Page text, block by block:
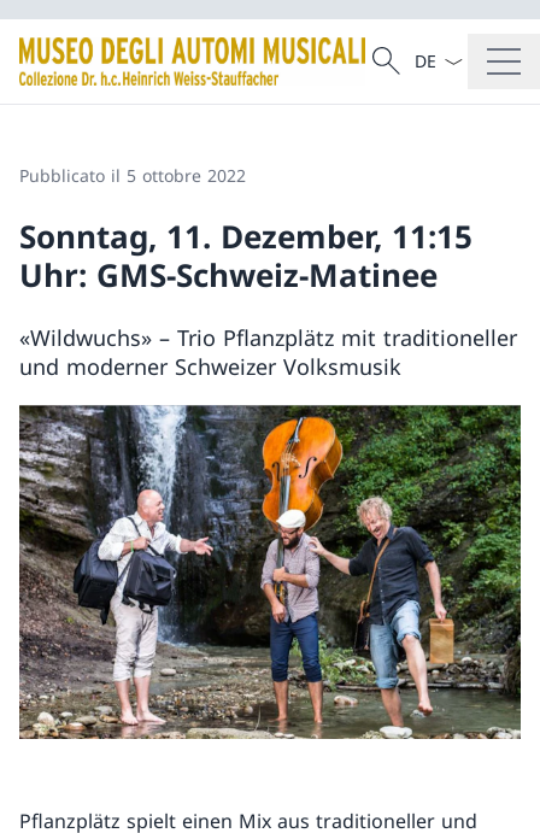
Cercare
Ricerca
Dal menu a
Pubblicato il 5 ottobre 2022
Sonntag, 11. Dezember, 11:15
Uhr: GMS-Schweiz-Matinee
«Wildwuchs» – Trio Pflanzplätz mit traditioneller
und moderner Schweizer Volksmusik
Pflanzplätz spielt einen Mix aus traditioneller und